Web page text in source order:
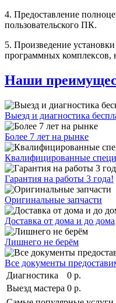
4. Предоставление
пользовательского ПК.
5. Произведение
программных комплексов,
Наши
Выезд и диагностика
Более 7 лет на рынке
Квалифицированные
Гарантия на работы 3 года!
Оригинальные запчасти
Доставка от дома и до дома
Лишнего не берём
Все документы
Диагностика
0 р.
Выезд мастера 0 р.